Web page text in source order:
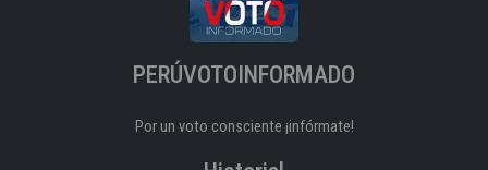
PERÚVOTOINFORMADO
Por un voto consciente ¡infórmate!